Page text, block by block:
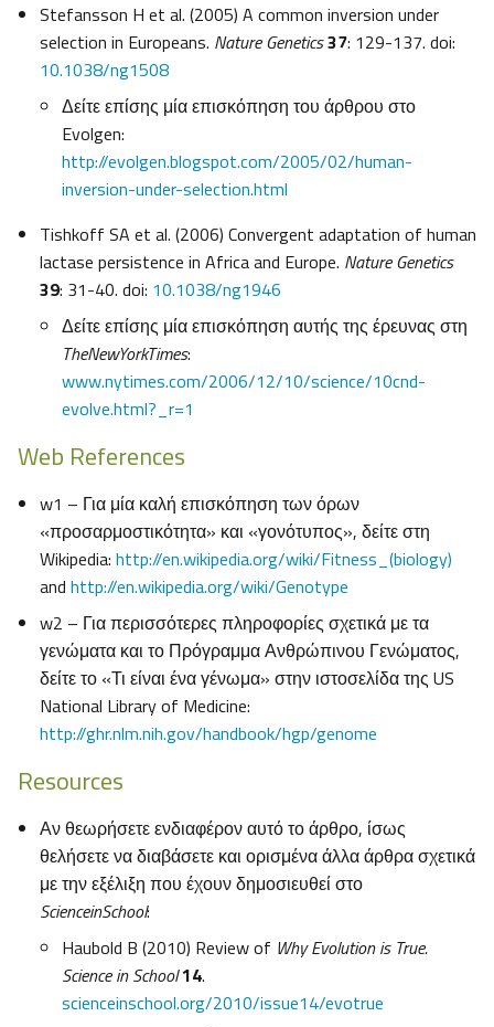
Stefansson H et al. (2005) A common inversion under
selection in Europeans. Nature Genetics37: 129-137. doi:
10.1038/ng1508
Δείτε επίσης μία επισκόπηση του άρθρου στο
Evolgen:
http://evolgen.blogspot.com/2005/02/human-
inversion-under-selection.html
Tishkoff SA et al. (2006) Convergent adaptation of human
lactase persistence in Africa and Europe. Nature Genetics
39: 31-40. doi: 10.1038/ng1946
Δείτε επίσης μία επισκόπηση αυτής της έρευνας στη
TheNewYorkTimes:
www.nytimes.com/2006/12/10/science/10cnd-
evolve.html?_r=1
Web References
w1 – Για μία καλή επισκόπηση των όρων
«προσαρμοστικότητα» και «γονότυπος», δείτε στη
Wikipedia: http://en.wikipedia.org/wiki/Fitness_(biology)
and http://en.wikipedia.org/wiki/Genotype
w2 – Για περισσότερες πληροφορίες σχετικά με τα
γενώματα και το Πρόγραμμα Ανθρώπινου Γενώματος,
δείτε το «Τι είναι ένα γένωμα» στην ιστοσελίδα της US
National Library of Medicine:
http://ghr.nlm.nih.gov/handbook/hgp/genome
Resources
Αν θεωρήσετε ενδιαφέρον αυτό το άρθρο, ίσως
θελήσετε να διαβάσετε και ορισμένα άλλα άρθρα σχετικά
με την εξέλιξη που έχουν δημοσιευθεί στο
ScienceinSchool:
Haubold B (2010) Review of Why Evolution is True.
Science in School14.
scienceinschool.org/2010/issue14/evotrue